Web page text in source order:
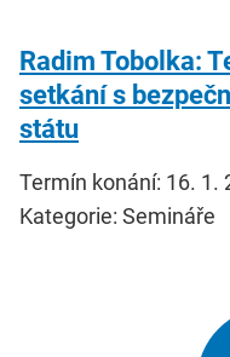
Radim Tobolka:
setkání s
státu
Termín konání: 16. 1.
Kategorie: Semináře